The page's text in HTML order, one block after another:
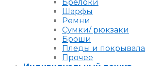
Брелоки
Шарфы
Ремни
Сумки/ рюкзаки
Броши
Пледы и покрывала
Прочее